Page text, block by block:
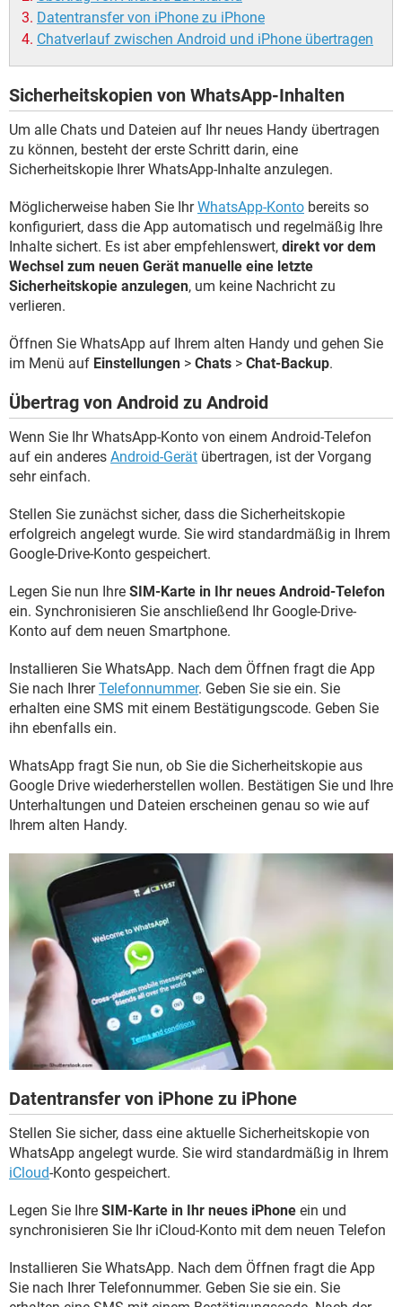
Datentransfer von iPhone zu iPhone
Chatverlauf zwischen Android und iPhone übertragen
Sicherheitskopien von WhatsApp-Inhalten
Um alle Chats und Dateien auf Ihr neues Handy übertragen
zu können, besteht der erste Schritt darin, eine
Sicherheitskopie Ihrer WhatsApp-Inhalte anzulegen.
Möglicherweise haben Sie IhrWhatsApp-Konto bereits so
konfiguriert, dass die App automatisch und regelmäßig Ihre
Inhalte sichert. Es ist aber empfehlenswert, direkt vor dem
Wechsel zum neuen Gerät manuelle eine letzte
Sicherheitskopie anzulegen, um keine Nachricht zu
verlieren.
Öffnen Sie WhatsApp auf Ihrem alten Handy und gehen Sie
im Menü auf Einstellungen > Chats > Chat-Backup.
Übertrag von Android zu Android
Wenn Sie Ihr WhatsApp-Konto von einem Android-Telefon
auf ein anderes Android-Gerät übertragen, ist der Vorgang
sehr einfach.
Stellen Sie zunächst sicher, dass die Sicherheitskopie
erfolgreich angelegt wurde. Sie wird standardmäßig in Ihrem
Google-Drive-Konto gespeichert.
Legen Sie nun Ihre SIM-Karte in Ihr neues Android-Telefon
ein. Synchronisieren Sie anschließend Ihr Google-Drive-
Konto auf dem neuen Smartphone.
Installieren Sie WhatsApp. Nach dem Öffnen fragt die App
Sie nach IhrerTelefonnummer. Geben Sie sie ein. Sie
erhalten eine SMS mit einem Bestätigungscode. Geben Sie
ihn ebenfalls ein.
WhatsApp fragt Sie nun, ob Sie die Sicherheitskopie aus
Google Drive wiederherstellen wollen. Bestätigen Sie und Ihre
Unterhaltungen und Dateien erscheinen genau so wie auf
Ihrem alten Handy.
Datentransfer von iPhone zu iPhone
Stellen Sie sicher, dass eine aktuelle Sicherheitskopie von
WhatsApp angelegt wurde. Sie wird standardmäßig in Ihrem
iCloud-Konto gespeichert.
Legen Sie Ihre SIM-Karte in Ihr neues iPhone ein und
synchronisieren Sie Ihr iCloud-Konto mit dem neuen Telefon
Installieren Sie WhatsApp. Nach dem Öffnen fragt die App
Sie nach Ihrer Telefonnummer. Geben Sie sie ein. Sie